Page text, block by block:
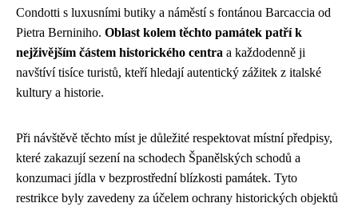
Condotti s luxusními butiky a náměstí s fontánou Barcaccia od
Pietra Berniniho. Oblast kolem těchto památek patří k
nejživějším částem historického centra a každodenně ji
navštíví tisíce turistů, kteří hledají autentický zážitek z italské
kultury a historie.
Při návštěvě těchto míst je důležité respektovat místní předpisy,
které zakazují sezení na schodech Španělských schodů a
konzumaci jídla v bezprostřední blízkosti památek. Tyto
restrikce byly zavedeny za účelem ochrany historických objektů